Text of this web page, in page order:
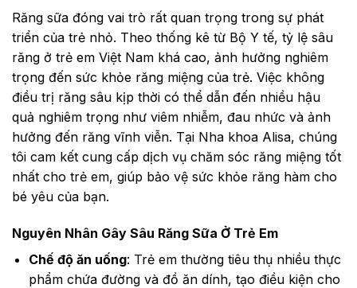
Răng sữa đóng vai trò rất quan trọng trong sự phát
triển của trẻ nhỏ. Theo thống kê từ Bộ Y tế, tỷ lệ sâu
răng ở trẻ em Việt Nam khá cao, ảnh hưởng nghiêm
trọng đến sức khỏe răng miệng của trẻ. Việc không
điều trị răng sâu kịp thời có thể dẫn đến nhiều hậu
quả nghiêm trọng như viêm nhiễm, đau nhức và ảnh
hưởng đến răng vĩnh viễn. Tại Nha khoa Alisa, chúng
tôi cam kết cung cấp dịch vụ chăm sóc răng miệng tốt
nhất cho trẻ em, giúp bảo vệ sức khỏe răng hàm cho
bé yêu của bạn.
Nguyên Nhân Gây Sâu Răng Sữa Ở Trẻ Em
Chế độ ăn uống: Trẻ em thường tiêu thụ nhiều thực
phẩm chứa đường và đồ ăn dính, tạo điều kiện cho